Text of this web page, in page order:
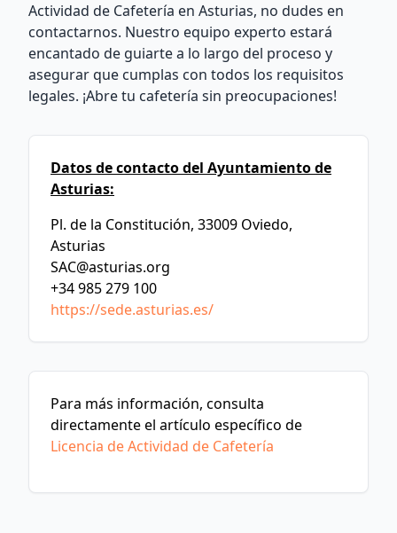
Actividad de Cafetería en Asturias, no dudes en
contactarnos. Nuestro equipo experto estará
encantado de guiarte a lo largo del proceso y
asegurar que cumplas con todos los requisitos
legales. ¡Abre tu cafetería sin preocupaciones!
Datos de contacto del Ayuntamiento de
Asturias:
Pl. de la Constitución, 33009 Oviedo,
Asturias
SAC@asturias.org
+34 985 279 100
https://sede.asturias.es/
Para más información, consulta
directamente el artículo específico de
Licencia de Actividad de Cafetería